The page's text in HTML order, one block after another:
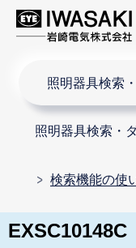
照明器具検索
照明器具検索・
検索機能の使
EXSC10148C